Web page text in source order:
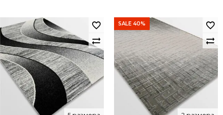
SALE 40%